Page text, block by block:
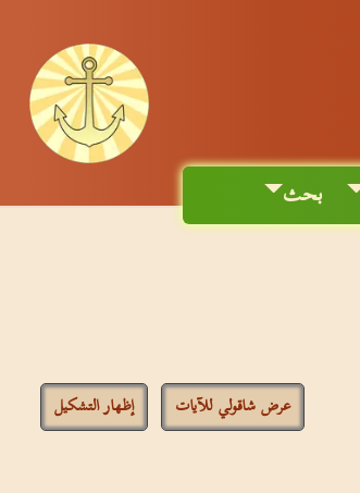
بحث
عرض شاقولي للآيات إظهار التشكيل